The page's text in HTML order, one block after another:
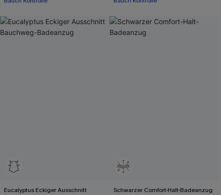
Eucalyptus Eckiger Ausschnitt
Schwarzer Comfort-Halt-Badeanzug